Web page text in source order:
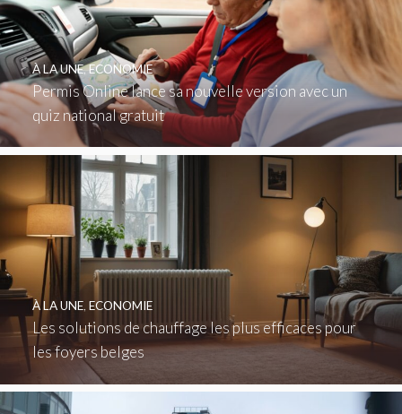
Permis Online lance sa nouvelle version avec un
quiz national gratuit
À LA UNE,ECONOMIE
Les solutions de chauffage les plus efficaces pour
les foyers belges
À LA UNE, ECONOMIE